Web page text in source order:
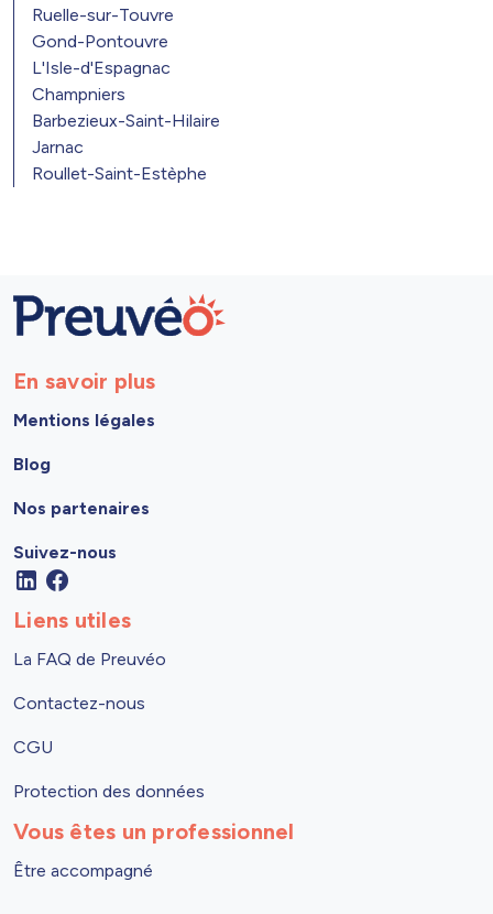
Ruelle-sur-Touvre
Gond-Pontouvre
L'Isle-d'Espagnac
Champniers
Barbezieux-Saint-Hilaire
Jarnac
Roullet-Saint-Estèphe
En savoir plus
Mentions légales
Blog
Nos partenaires
Suivez-nous
Liens utiles
La FAQ de Preuvéo
Contactez-nous
CGU
Protection des données
Vous êtes un professionnel
Être accompagné